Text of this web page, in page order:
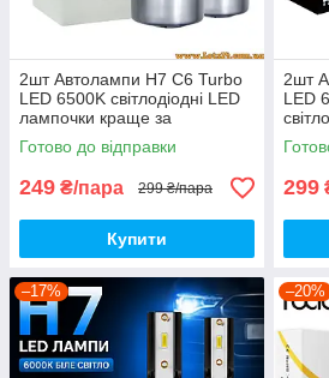
2шт Автолампи H7 C6 Turbo
LED 6500K світлодіодні LED
лампочки краще за
галогенові ксенон
Готово до відправки
249 ₴/пара 299 ₴/пара
Купити
2шт
LED
лед
299
–17% –20%